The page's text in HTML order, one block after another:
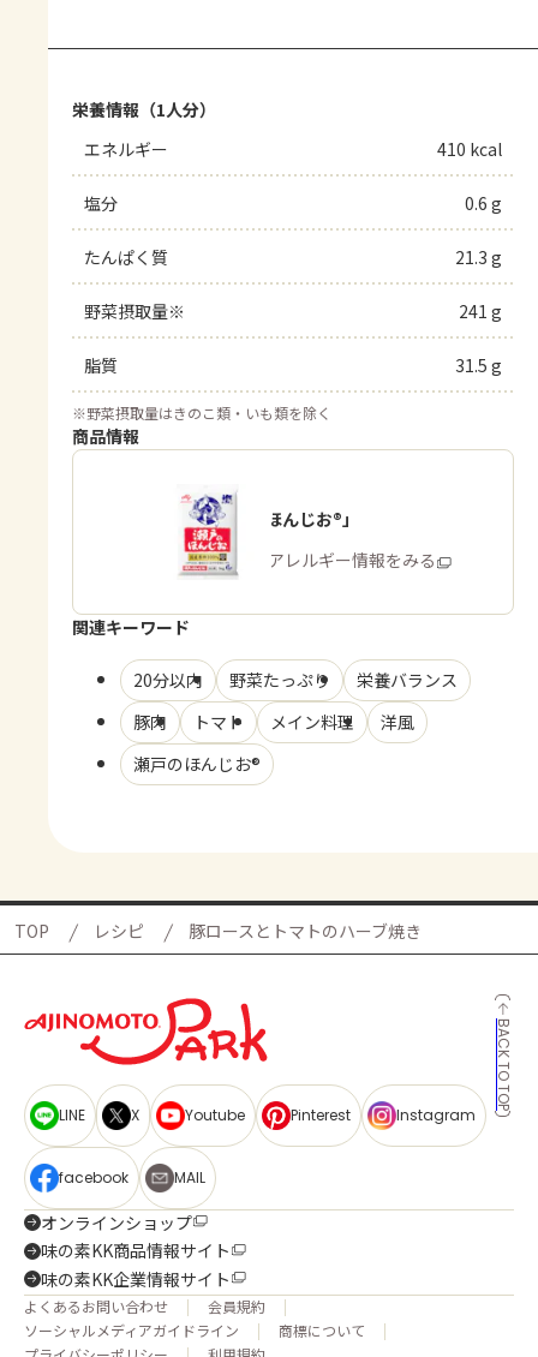
栄養情報（1人分）
エネルギー
410 kcal
塩分 0.6 g
たんぱく質 21.3 g
野菜摂取量※ 241 g
脂質 31.5 g
※野菜摂取量はきのこ類・いも類を除く
商品情報
「瀬戸のほんじお®」
商品・アレルギー情報をみる
関連キーワード
20分以内 野菜たっぷり
栄養バランス
豚肉
トマト メイン料理
洋風
瀬戸のほんじお®
TOP レシピ 豚ロースとトマトのハーブ焼き
BACK TO TOP
LINE X Youtube Pinterest Instagram
facebook MAIL
オンラインショップ
味の素KK商品情報サイト
味の素KK企業情報サイト
よくあるお問い合わせ
会員規約
ソーシャルメディアガイドライン
商標について